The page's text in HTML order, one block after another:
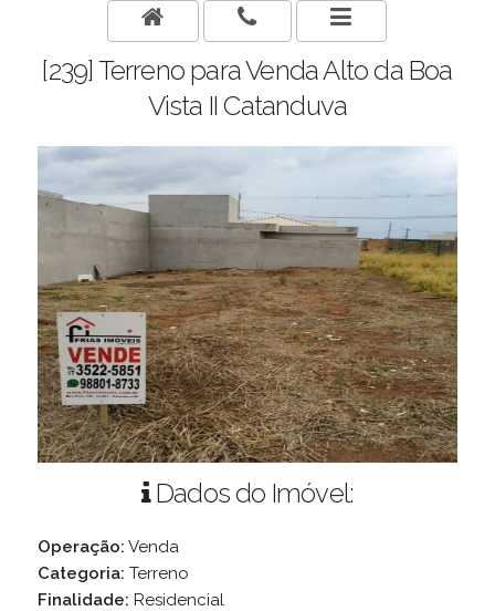
[239] Terreno para Venda Alto da Boa
Vista II Catanduva
Dados do Imóvel:
Operação: Venda
Categoria: Terreno
Finalidade: Residencial